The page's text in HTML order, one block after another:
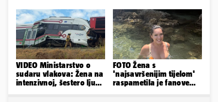
VIDEO Ministarstvo o
sudaru vlakova: Žena na
intenzivnoj, šestero ljudi
FOTO Žena s
'najsavršenijim tijelom'
raspametila je fanove